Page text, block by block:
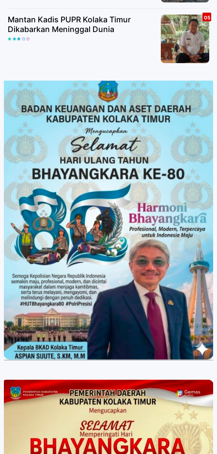
Mantan Kadis PUPR Kolaka Timur
Dikabarkan Meninggal Dunia